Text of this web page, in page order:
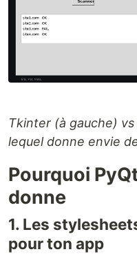
Tkinter (à gauche)
lequel donne envie
Pourquoi
donne
1. Les
pour ton app